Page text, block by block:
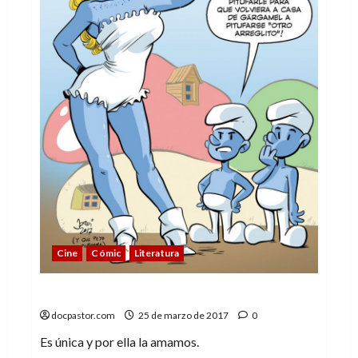
Cine Cómic Literatura
docpastor.com 25 de marzo de 2017 0
Es única y por ella la amamos.